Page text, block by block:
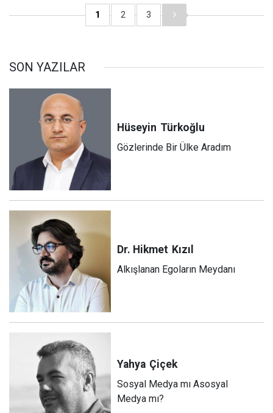
1 2 3
SON YAZILAR
Hüseyin Türkoğlu
Gözlerinde Bir Ülke Aradım
Dr. Hikmet Kızıl
Alkışlanan Egoların Meydanı
Yahya Çiçek
Sosyal Medya mı Asosyal
Medya mı?